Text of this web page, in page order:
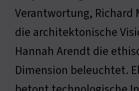
Verantwortung, Richard
die architektonische
Hannah Arendt die
Dimension beleuchtet.